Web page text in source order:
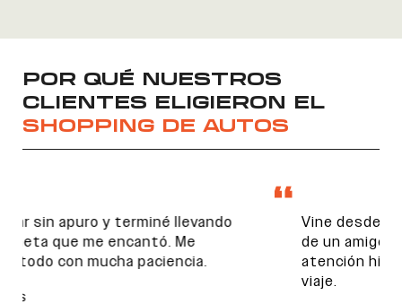
POR QUÉ NUESTROS
CLIENTES ELIGIERON EL
SHOPPING DE AUTOS
Vine desde el interior por recomendación
de un amigo. La variedad de autos y la
atención hicieron que valiera la pena el